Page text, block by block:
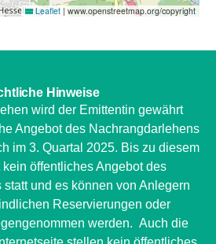
Leaflet | www.openstreetmap.org/copyright
Hinweise
wird der Emittentin gewährt
Angebot des Nachrangdarlehens
im 3. Quartal 2025. Bis zu diesem
öffentliches Angebot des
und es können von Anlegern
Reservierungen oder
werden. Auch die